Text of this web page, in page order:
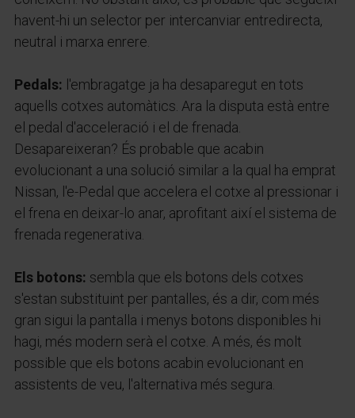
havent-hi un selector per intercanviar entredirecta,
neutral i marxa enrere.
Pedals: l'embragatge ja ha desaparegut en tots
aquells cotxes automàtics. Ara la disputa està entre
el pedal d'acceleració i el de frenada.
Desapareixeran? És probable que acabin
evolucionant a una solució similar a la qual ha emprat
Nissan, l'e-Pedal que accelera el cotxe al pressionar i
el frena en deixar-lo anar, aprofitant així el sistema de
frenada regenerativa.
Els botons: sembla que els botons dels cotxes
s'estan substituint per pantalles, és a dir, com més
gran sigui la pantalla i menys botons disponibles hi
hagi, més modern serà el cotxe. A més, és molt
possible que els botons acabin evolucionant en
assistents de veu, l'alternativa més segura.